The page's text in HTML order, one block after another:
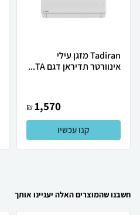
Tadiran מזגן עילי
אינוורטר תדיראן דגם TA...
1,570
₪
קנו עכשיו
חשבנו שהמוצרים האלה יעניינו אותך